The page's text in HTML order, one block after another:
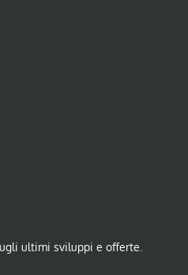
ultimi sviluppi e offerte.